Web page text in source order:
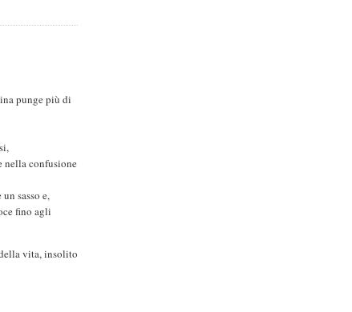
punge più di
nella confusione
sasso e,
fino agli
vita, insolito